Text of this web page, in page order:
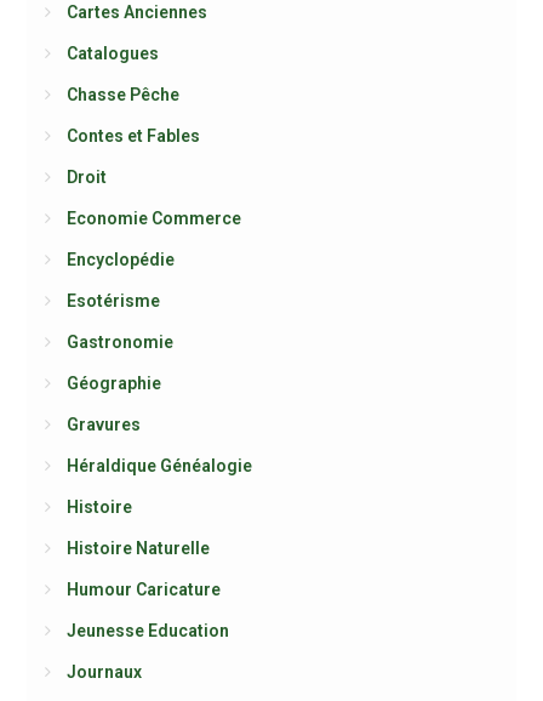
Cartes Anciennes
Catalogues
Chasse Pêche
Contes et Fables
Droit
Economie Commerce
Encyclopédie
Esotérisme
Gastronomie
Géographie
Gravures
Héraldique Généalogie
Histoire
Histoire Naturelle
Humour Caricature
Jeunesse Education
Journaux